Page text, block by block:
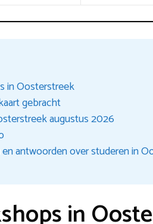
in Oosterstreek
gebracht
augustus 2026
antwoorden over studeren in
in